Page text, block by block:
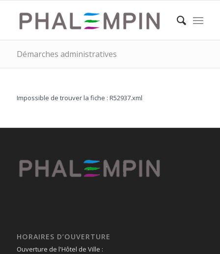
Démarches administratives
Impossible de trouver la fiche : R52937.xml
HORAIRES D’OUVERTURE
Ouverture de l'Hôtel de Ville :